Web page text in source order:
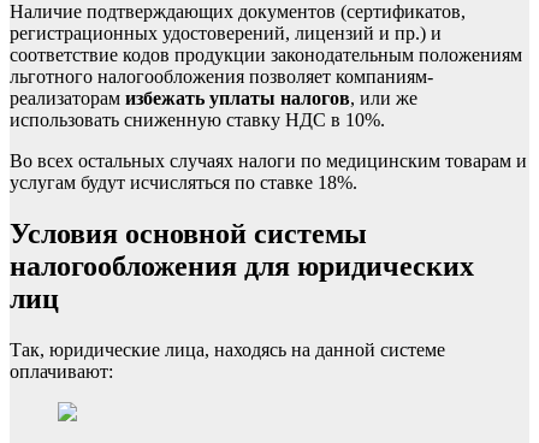
Наличие подтверждающих документов (сертификатов,
регистрационных удостоверений, лицензий и пр.) и
соответствие кодов продукции законодательным положениям
льготного налогообложения позволяет компаниям-
реализаторам избежать уплаты налогов, или же
использовать сниженную ставку НДС в 10%.
Во всех остальных случаях налоги по медицинским товарам и
услугам будут исчисляться по ставке 18%.
Условия основной системы
налогообложения для юридических
лиц
Так, юридические лица, находясь на данной системе
оплачивают: